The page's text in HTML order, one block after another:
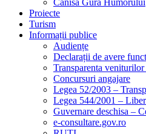
Canisa Gura Humorului
Proiecte
Turism
Informații publice
Audiențe
Declarații de avere
Transparenta veniturilor
Concursuri angajare
Legea 52/2003 –
Legea 544/2001 –
Guvernare deschisa –
e-consultare.gov.ro